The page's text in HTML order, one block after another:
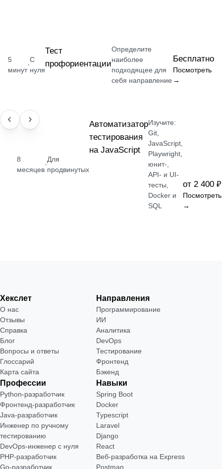
5
минут
·
С
нуля
Тест
профориентации
Определите
наиболее
подходящее для
себя направление
Бесплатно
Посмотреть
→
ПРОФЕССИЯ
8
месяцев
·
Для
продвинутых
Автоматизатор
тестирования
на JavaScript
Изучите:
Git,
JavaScript,
Playwright,
юнит-,
API- и UI-
тесты,
Docker и
SQL
от 2 400 ₽
Посмотреть
→
Хекслет
О нас
Отзывы
Справка
Блог
Вопросы и ответы
Глоссарий
Карта сайта
Направления
Программирование
ИИ
Аналитика
DevOps
Тестирование
Фронтенд
Бэкенд
Профессии
Python-разработчик
Фронтенд-разработчик
Java-разработчик
Инженер по ручному
тестированию
DevOps-инженер с нуля
РНР-разработчик
Go-разработчик
Навыки
Spring Boot
Docker
Typescript
Laravel
Django
React
Веб-разработка на Express
Postman